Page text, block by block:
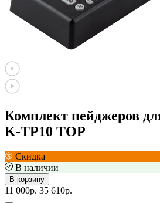
Комплект пейджеров
K-TP10 TOP
Скидка
В наличии
В корзину
11 000р. 35 610р.